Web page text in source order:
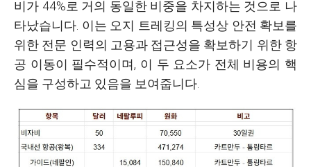
비가 44%로 거의 동일한 비중을 차지하는 것으로 나
타났습니다. 이는 오지 트레킹의 특성상 안전 확보를
위한 전문 인력의 고용과 접근성을 확보하기 위한 항
공 이동이 필수적이며, 이 두 요소가 전체 비용의 핵
심을 구성하고 있음을 보여줍니다.